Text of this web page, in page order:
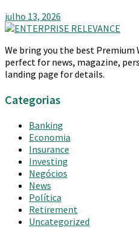
julho 13, 2026
We bring you the best Premium
perfect for news, magazine,
landing page for details.
Categorias
Banking
Economia
Insurance
Investing
Negócios
News
Política
Retirement
Uncategorized